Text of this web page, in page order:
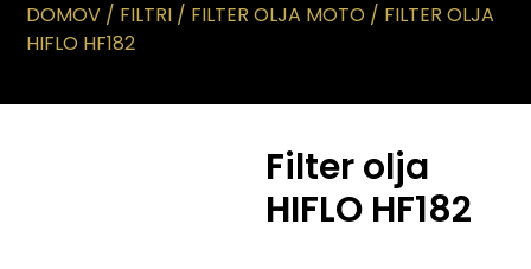
DOMOV / FILTRI / FILTER OLJA MOTO / FILTER OLJA
HIFLO HF182
Filter olja
HIFLO HF182